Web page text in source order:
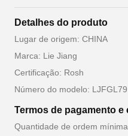
Detalhes do produto
Lugar de origem: CHINA
Marca: Lie Jiang
Certificação: Rosh
Número do modelo: LJFGL79
Termos de pagamento e
Quantidade de ordem